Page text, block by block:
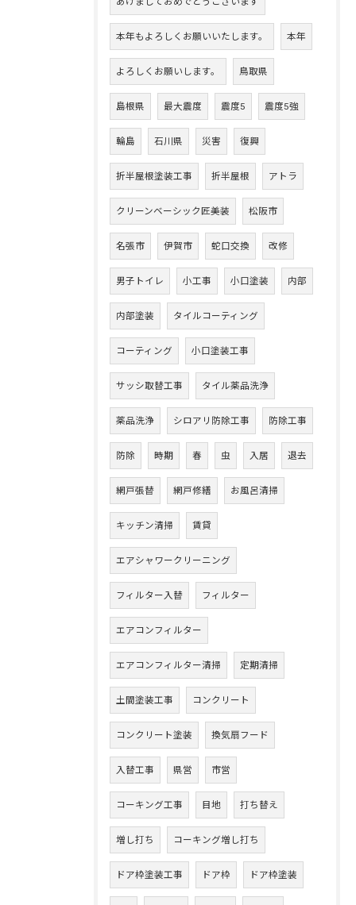
本年もよろしくお願いいたします。 本年
よろしくお願いします。 鳥取県
島根県 最大震度 震度5 震度5強
輪島 石川県 災害 復興
折半屋根塗装工事 折半屋根 アトラ
クリーンベーシック匠美装 松阪市
名張市 伊賀市 蛇口交換 改修
男子トイレ 小工事 小口塗装 内部
内部塗装 タイルコーティング
コーティング 小口塗装工事
サッシ取替工事 タイル薬品洗浄
薬品洗浄 シロアリ防除工事 防除工事
防除 時期 春 虫 入居 退去
網戸張替 網戸修繕 お風呂清掃
キッチン清掃 賃貸
エアシャワークリーニング
フィルター入替 フィルター
エアコンフィルター
エアコンフィルター清掃 定期清掃
土間塗装工事 コンクリート
コンクリート塗装 換気扇フード
入替工事 県営 市営
コーキング工事 目地 打ち替え
増し打ち コーキング増し打ち
ドア枠塗装工事 ドア枠 ドア枠塗装